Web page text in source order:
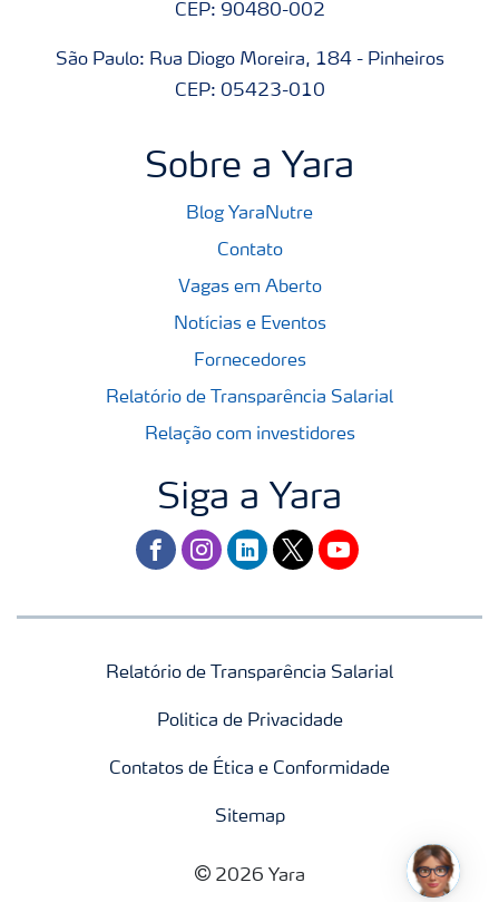
CEP: 90480-002
São Paulo: Rua Diogo Moreira, 184 - Pinheiros
CEP: 05423-010
Sobre a Yara
Blog YaraNutre
Contato
Vagas em Aberto
Notícias e Eventos
Fornecedores
Relatório de Transparência Salarial
Relação com investidores
Siga a Yara
facebookinstagram
linkedintwitteryoutube
Relatório de Transparência Salarial
Politica de Privacidade
Contatos de Ética e Conformidade
Sitemap
2026 Yara